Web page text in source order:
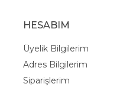
HESABIM
Üyelik Bilgilerim
Adres Bilgilerim
Siparişlerim